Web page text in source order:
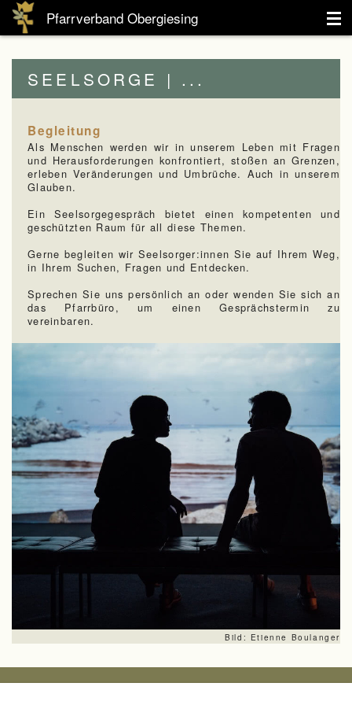
Pfarrverband Obergiesing
Spiritualität
Seelsorge
Pfarrverband
Kinder
Jugendliche
Erwachsene
Senioren
Datenschutz
Suche
SEELSORGE | ...
Begleitung
Als Menschen werden wir in unserem Leben mit Fragen
und Herausforderungen konfrontiert, stoßen an Grenzen,
erleben Veränderungen und Umbrüche. Auch in unserem
Glauben.
Ein Seelsorgegespräch bietet einen kompetenten und
geschützten Raum für all diese Themen.
Gerne begleiten wir Seelsorger:innen Sie auf Ihrem Weg,
in Ihrem Suchen, Fragen und Entdecken.
Sprechen Sie uns persönlich an oder wenden Sie sich an
das Pfarrbüro, um einen Gesprächstermin zu
vereinbaren.
Bild: Etienne Boulanger